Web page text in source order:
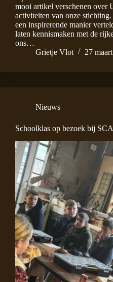
mooi artikel verschenen over
activiteiten van onze
een inspirerende manier
laten kennismaken met de
ons…
Grietje Vlot
27
Nieuws
Schoolklas op bezoek bij